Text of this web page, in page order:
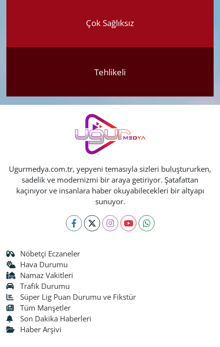
Çok Sağlıksız
Tehlikeli
Ugurmedya.com.tr, yepyeni temasıyla sizleri buluştururken,
sadelik ve modernizmi bir araya getiriyor. Şatafattan
kaçınıyor ve insanlara haber okuyabilecekleri bir altyapı
sunuyor.
Nöbetçi Eczaneler
Hava Durumu
Namaz Vakitleri
Trafik Durumu
Süper Lig Puan Durumu ve Fikstür
Tüm Manşetler
Son Dakika Haberleri
Haber Arşivi